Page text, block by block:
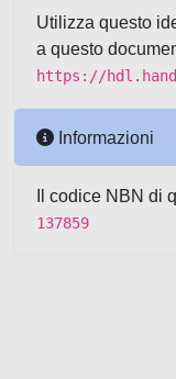
Utilizza questo
a questo
https://
Informazioni
Il codice NBN di
137859